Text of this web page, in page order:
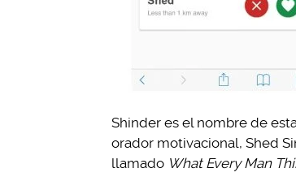
Shinder es el nombre de
orador motivacional, Shed
llamado What Every Man